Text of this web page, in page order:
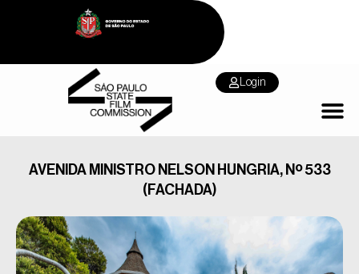
Login
AVENIDA MINISTRO NELSON HUNGRIA, Nº 533
(FACHADA)